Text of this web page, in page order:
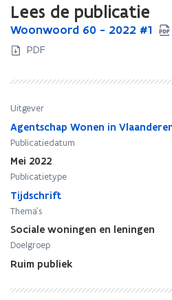
Lees de publicatie
W
o
o
w
o
r
d
6
0
-
0
2
2
#
Woonwoord 60 - 2022 #1
W
o
o
w
o
o
r
d
6
0
-
2
0
2
2
#
PDF
Uitgever
Agentschap Wonen in
Publicatiedatum
Mei 2022
Publicatietype
Tijdschrift
Thema's
Sociale woningen en leningen
Doelgroep
Ruim publiek